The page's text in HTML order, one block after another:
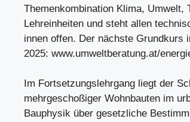
Themenkombination Klima, Umwelt,
Lehreinheiten und steht allen
innen offen. Der nächste Grundkurs
2025: www.umweltberatung.at/
Im Fortsetzungslehrgang liegt der
mehrgeschoßiger Wohnbauten im
Bauphysik über gesetzliche